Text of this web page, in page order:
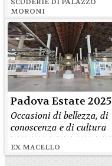
MORONI
Padova Estate 2025
Occasioni di bellezza, di
conoscenza e di cultura
EX MACELLO